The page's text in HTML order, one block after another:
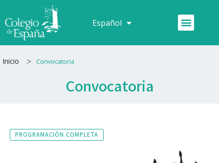
al
contenido
Español
Français Menú
Inicio > Convocatoria
Convocatoria
PROGRAMACIÓN COMPLETA